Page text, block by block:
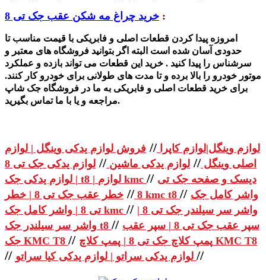
خرید چراغ مه شکن عقب جک تی 8 :
امروزه پیدا کردن قطعات اصلی و فابریکی با قیمت مناسب تا
حدودی آسان شده است البته اگر بتوانید فروشگاه های معتبر و
سرشناس را پیدا کنید . خرید این قطعات می تواند بازده و عملکرد
موتور خودرو را بالا برده و تا مدت های طولانی برای خودرو کار کنند.
برای خرید قطعات اصلی و فابریکی به ما در فروشگاه جک شاپ
مراجعه و یا با ما تماس بگیرید.
لوازم وینگل|لوازم کاپرا // فروش لوازم یدکی وینگل | لوازم
اصلی وینگل // لوازم یدکی ماشین //
لوازم یدکی جک تی 8
| لوازم یدکی جک t8 | لوازم kmc // دیسک و صفحه جک تی
8
// خطر عقب جک تی 8 | خطر kmc t8 // واشر کامل جک
تی 8 | واشر کامل جک kmc // واشر سر سیلندر جک تی 8 |
واشر سر سیلندر جک t8 // سپر عقب جک تی 8 | سپر عقب
جک KMC T8 // پمپ کلاچ جک تی 8 | پمپ کلاچ KMC T8
// //